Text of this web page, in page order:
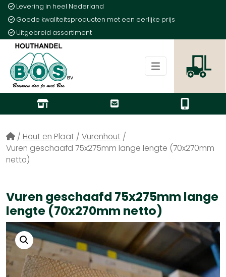
Levering in heel Nederland
Goede kwaliteitsproducten met een eerlijke prijs
Uitgebreid assortiment
/ Hout en Plaat / Vurenhout /
Vuren geschaafd 75x275mm lange lengte (70x270mm
netto)
Vuren geschaafd 75x275mm lange
lengte (70x270mm netto)